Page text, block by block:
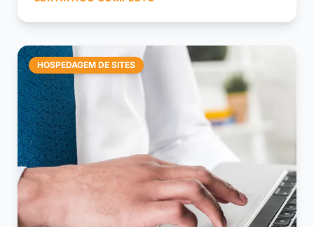
HOSPEDAGEM DE SITES